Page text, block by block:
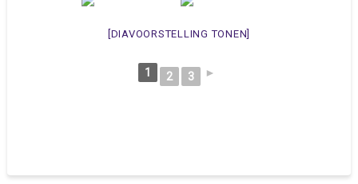
[DIAVOORSTELLING TONEN]
1 2 3 ►